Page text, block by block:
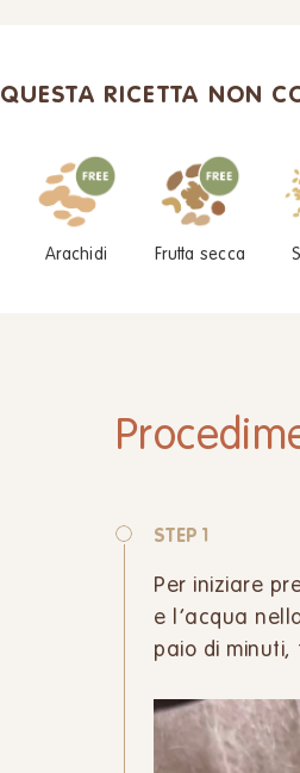
QUESTA RICETTA NON
Arachidi Frutta secca
STEP 1
Per iniziare
e l’acqua
paio di